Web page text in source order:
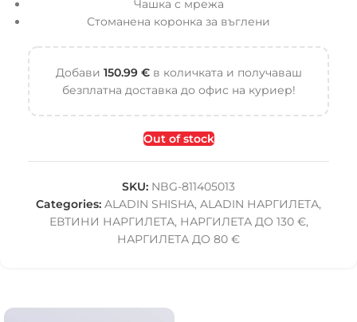
Чашка с мрежа
Стоманена коронка за въглени
Добави 150.99 €в количката и получаваш
безплатна доставка до офис на куриер!
Out of stock
SKU: NBG-811405013
Categories: ALADIN SHISHA, ALADIN НАРГИЛЕТА,
ЕВТИНИ НАРГИЛЕТА, НАРГИЛЕТА ДО 130 €,
НАРГИЛЕТА ДО 80 €